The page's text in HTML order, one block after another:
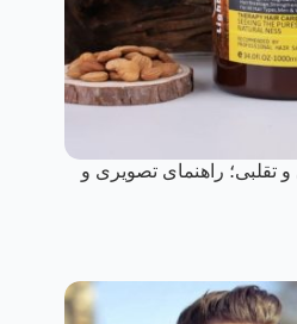
راهنمای تصویری و